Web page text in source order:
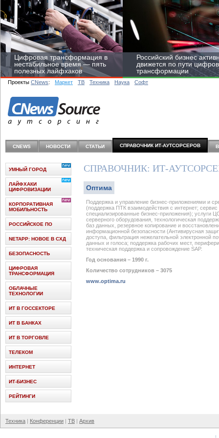
Цифровая трансформация в
нестабильное время — пять
полезных лайфхаков
Российский бизнес
движется по пути
трансформации
цифровизироваться со
скоростью крупных
Проекты CNews: Маркет ТВ Техника Наука Софт
CNEWS НОВОСТИ СТАТЬИ СПРАВОЧНИК ИТ-АУТСОРCЕРОВ
СПРАВОЧНИК: ИТ-
Оптима
Поддержка и управление бизнес-приложениями и
(поддержка ПТК взаимодействия с интернет;
специализированные бизнес-приложения); услуги
серверного оборудования, технологическая
баз данных, резервное копирование и
информационной безопасности (Антивирусная
доступа, фильтрация нежелательной электронной
данных и голоса; поддержка рабочих мест,
техническая поддержка и сопровождение SAP.
Год основания – 1990 г.
Количество сотрудников – 3075
www.optima.ru
УМНЫЙ ГОРОД
ЛАЙФХАКИ
ЦИФРОВИЗАЦИИ
КОРПОРАТИВНАЯ
МОБИЛЬНОСТЬ
РОССИЙСКОЕ ПО
NETAPP: НОВОЕ В СХД
БЕЗОПАСНОСТЬ
ЦИФРОВАЯ
ТРАНСФОРМАЦИЯ
ОБЛАЧНЫЕ
ТЕХНОЛОГИИ
ИТ В ГОССЕКТОРЕ
ИТ В БАНКАХ
ИТ В ТОРГОВЛЕ
ТЕЛЕКОМ
ИНТЕРНЕТ
ИТ-БИЗНЕС
РЕЙТИНГИ
Техника Конференции ТВ Архив